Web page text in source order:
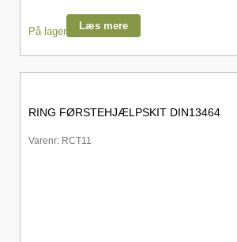
På lager Læs mere
RING FØRSTEHJÆLPSKIT DIN13464
Varenr: RCT11